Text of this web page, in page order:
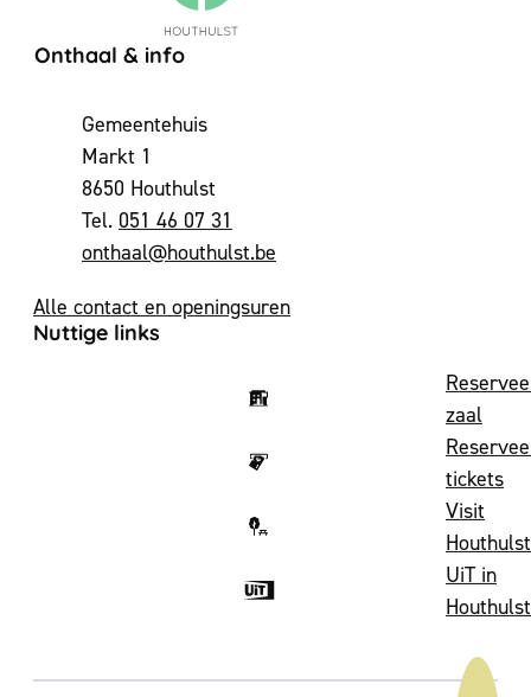
Contact & openingsuren
Onthaal & info
AdresGemeentehuis
Markt 1
,8650 Houthulst
051 46 07 31
E-mailonthaal@houthulst.be
Alle contact en openingsuren
Nuttige links
zaal
tickets
Visit
Houthulst
UiT in
Houthulst